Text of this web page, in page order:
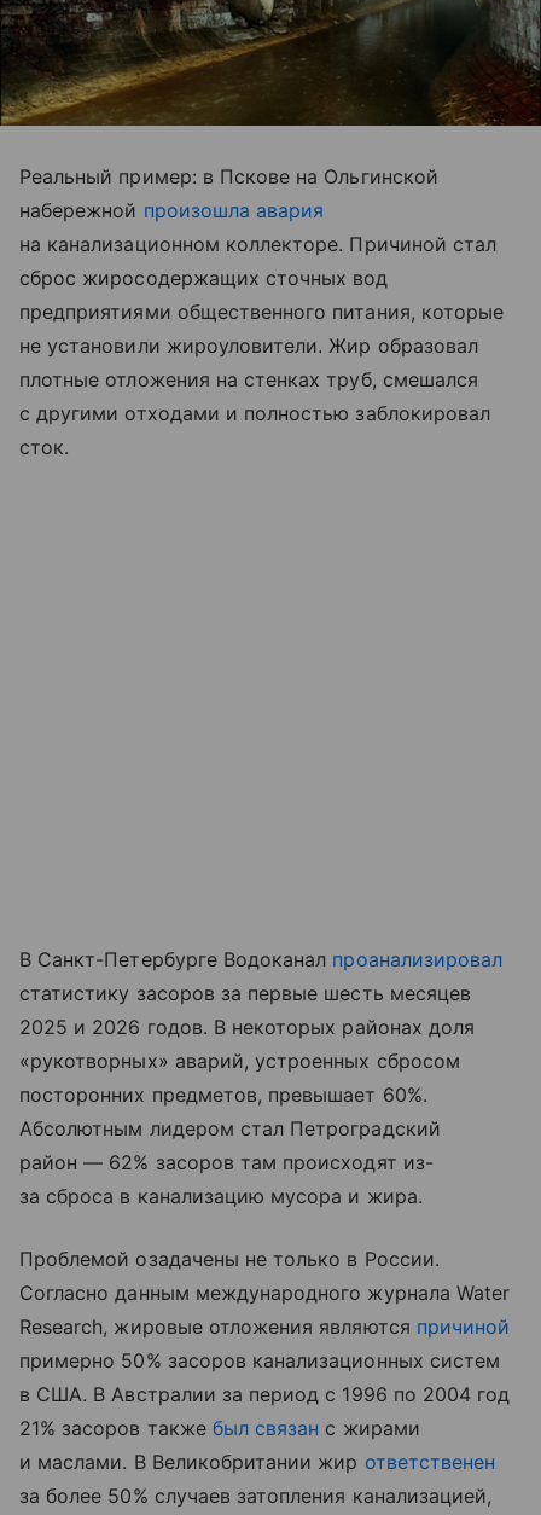
Реальный пример: в Пскове на Ольгинской
набережной произошла авария
на канализационном коллекторе. Причиной стал
сброс жиросодержащих сточных вод
предприятиями общественного питания, которые
не установили жироуловители. Жир образовал
плотные отложения на стенках труб, смешался
с другими отходами и полностью заблокировал
сток.
В Санкт-Петербурге Водоканал проанализировал
статистику засоров за первые шесть месяцев
2025 и 2026 годов. В некоторых районах доля
«рукотворных» аварий, устроенных сбросом
посторонних предметов, превышает 60%.
Абсолютным лидером стал Петроградский
район — 62% засоров там происходят из-
за сброса в канализацию мусора и жира.
Проблемой озадачены не только в России.
Согласно данным международного журнала Water
Research, жировые отложения являются причиной
примерно 50% засоров канализационных систем
в США. В Австралии за период с 1996 по 2004 год
21% засоров также был связан с жирами
и маслами. В Великобритании жир ответственен
за более 50% случаев затопления канализацией,